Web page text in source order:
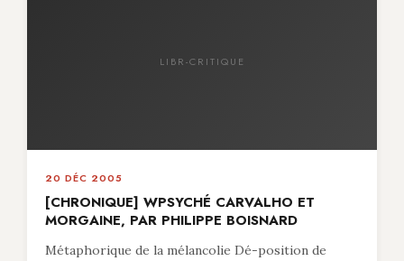
LIBR-CRITIQUE
20 DÉC 2005
[CHRONIQUE] WPSYCHÉ CARVALHO ET
MORGAINE, PAR PHILIPPE BOISNARD
Métaphorique de la mélancolie Dé-position de